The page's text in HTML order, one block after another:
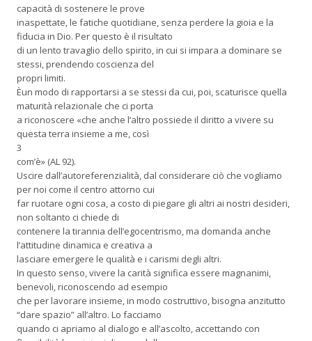
capacità di sostenere le prove
inaspettate, le fatiche quotidiane, senza perdere la gioia e la
fiducia in Dio. Per questo è il risultato
di un lento travaglio dello spirito, in cui si impara a dominare se
stessi, prendendo coscienza del
propri limiti.
Èun modo di rapportarsi a se stessi da cui, poi, scaturisce quella
maturità relazionale che ci porta
a riconoscere «che anche l’altro possiede il diritto a vivere su
questa terra insieme a me, così
3
com’è» (AL 92).
Uscire dall’autoreferenzialità, dal considerare ciò che vogliamo
per noi come il centro attorno cui
far ruotare ogni cosa, a costo di piegare gli altri ai nostri desideri,
non soltanto ci chiede di
contenere la tirannia dell’egocentrismo, ma domanda anche
l’attitudine dinamica e creativa a
lasciare emergere le qualità e i carismi degli altri.
In questo senso, vivere la carità significa essere magnanimi,
benevoli, riconoscendo ad esempio
che per lavorare insieme, in modo costruttivo, bisogna anzitutto
“dare spazio” all’altro. Lo facciamo
quando ci apriamo al dialogo e all’ascolto, accettando con